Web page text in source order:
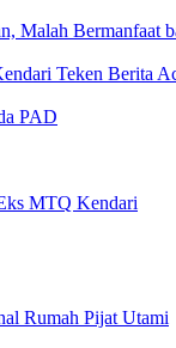
Malah Bermanfaat
Teken Berita
PAD
MTQ Kendari
Rumah Pijat Utami